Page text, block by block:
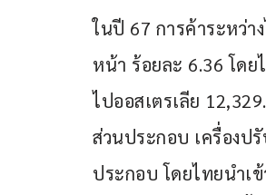
ในปี 67 การค้าระหว่า
หน้า ร้อยละ 6.36 โด
ไปออสเตรเลีย
ส่วนประกอบ เครื่องป
ประกอบ โดยไทยนำเ